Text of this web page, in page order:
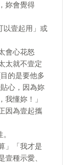
妳會覺得
壹起用」或
會心花怒
太就不壹定
的是要他多
心，因為妳
懂妳！」
因為壹起攜
」「我才是
種示愛、